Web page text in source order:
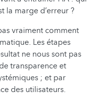
la marge d’erreur ?
vraiment comment
Les étapes
ne nous sont pas
transparence et
; et par
des utilisateurs.